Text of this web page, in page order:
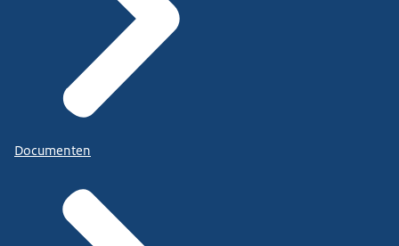
Documenten